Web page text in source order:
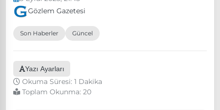
Gözlem Gazetesi
Son Haberler Güncel
Yazı Ayarları
Okuma Süresi: 1 Dakika
Toplam Okunma: 20